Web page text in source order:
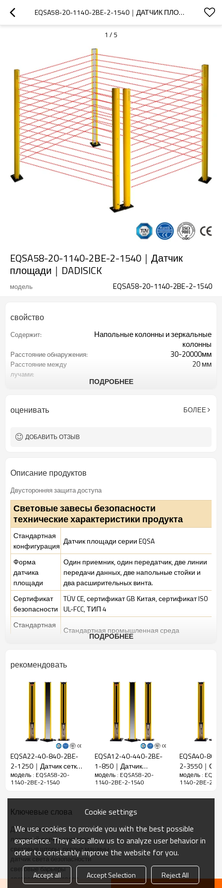
EQSA58-20-1140-2BE-2-1540｜ДАТЧИК ПЛОЩАДИ｜DADISICK
1 / 5
EQSA58-20-1140-2BE-2-1540｜Датчик
площади｜DADISICK
модель EQSA58-20-1140-2BE-2-1540
свойство
Содержит:
Напольные колонны и зеркальные
колонны
Расстояние обнаружения: 30-20000мм
Расстояние между
лучами:
20 мм
2 выхода безопасности
2 ПНП
Интерфейсный разъем:
ПОДРОБНЕЕ
оценивать БОЛЕЕ
ДОБАВИТЬ ОТЗЫВ
Описание продуктов
Двусторонняя защита доступа
Световые завесы безопасности
технические характеристики продукта
Стандартная
конфигурация Датчик площади серии EQSA
Форма
датчика
площади
Один приемник, один передатчик, две линии
передачи данных, две напольные стойки и
два расширительных винта.
Сертификат
безопасности
TÜV CE, сертификат GB Китая, сертификат ISO
UL-FCC, ТИП 4
Стандартная
Стандартная промышленная среда
Коэффициент
20 мм
Проверьте
Количество
58
Высота
защиты
1140 мм
Габаритный
размер
51 мм*35 мм*L, L — длина излучателя и
приемника.
Расстояние
обнаружения
30-6000мм;30-45000мм
Время
отклика
≤15 мс
Механические данные
ПОДРОБНЕЕ
рекомендовать
EQSA22-40-840-2BE-
2-1250｜Датчик сетки
｜DADISICK
модель : EQSA58-20-
1140-2BE-2-1540
EQSA12-40-440-2BE-
1-850｜Датчик
световой решетки
безопасности｜
модель : EQSA58-20-
1140-2BE-2-1540
EQSA40-80-
2-3550｜
решетки
｜DADISICK
модель :
1140-2BE-2-
Ключевые слова
Датчик площади
лазерный датчик занавеса
световые шторы, охрана машины
датчик света безопасности
световые барьеры
световой луч занавеса
Cookie settings
We use cookies to provide you with the best possible
experience. They also allow us to analyze user behavior in
order to constantly improve the website for you.
Accept all Accept Selection Reject All